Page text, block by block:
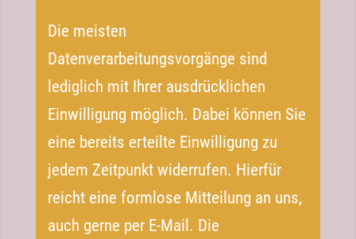
Die meisten
Datenverarbeitungsvorgänge sind
lediglich mit Ihrer ausdrücklichen
Einwilligung möglich. Dabei können Sie
eine bereits erteilte Einwilligung zu
jedem Zeitpunkt widerrufen. Hierfür
reicht eine formlose Mitteilung an uns,
auch gerne per E-​Mail. Die